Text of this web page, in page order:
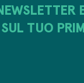
TUO